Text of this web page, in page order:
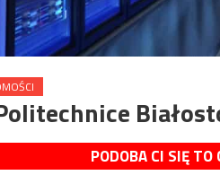
PODOBA CI SIĘ